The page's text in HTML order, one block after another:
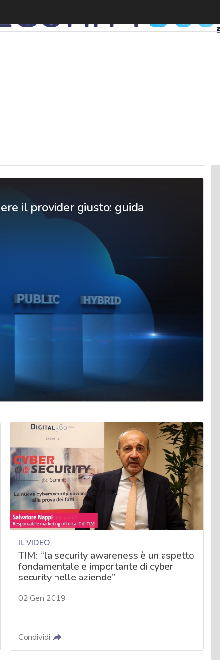
il provider giusto: guida
IL VIDEO
TIM: “la security awareness è un aspetto
fondamentale e importante di cyber
security nelle aziende”
02 Gen 2019
Condividi